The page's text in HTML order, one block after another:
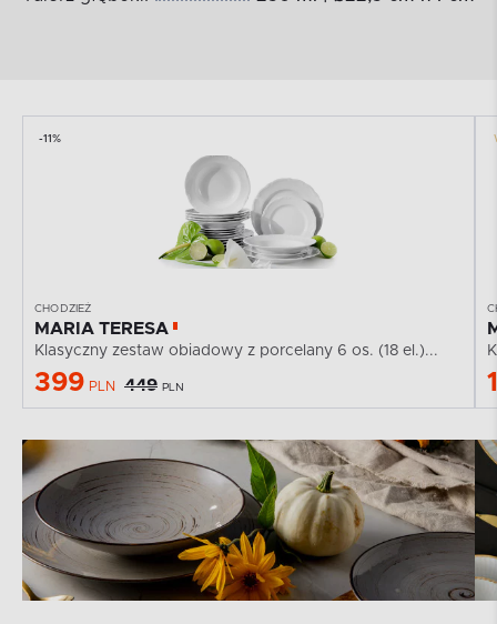
-11%
CHODZIEŻ
MARIA TERESA
Klasyczny zestaw obiadowy z porcelany 6 os. (18 el.)...
399 PLN 449 PLN